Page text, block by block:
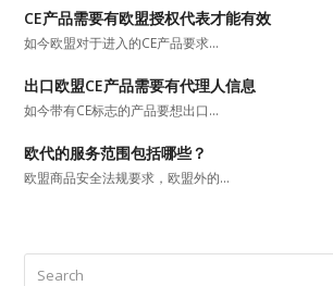
CE产品需要有欧盟授权代表才能有效
如今欧盟对于进入的CE产品要求…
出口欧盟CE产品需要有代理人信息
如今带有CE标志的产品要想出口…
欧代的服务范围包括哪些？
欧盟商品安全法规要求，欧盟外的…